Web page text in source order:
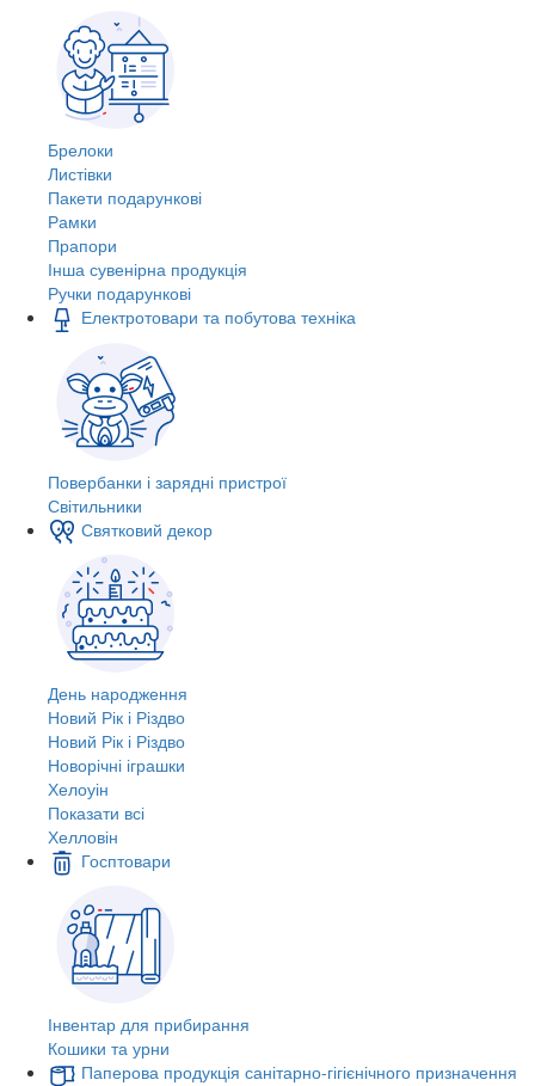
Брелоки
Листівки
Пакети подарункові
Рамки
Прапори
Інша сувенірна продукція
Ручки подарункові
Електротовари та побутова техніка
Повербанки і зарядні пристрої
Світильники
Святковий декор
День народження
Новий Рік і Різдво
Новий Рік і Різдво
Новорічні іграшки
Хелоуін
Показати всі
Хелловін
Госптовари
Інвентар для прибирання
Кошики та урни
Паперова продукція санітарно-гігієнічного призначення